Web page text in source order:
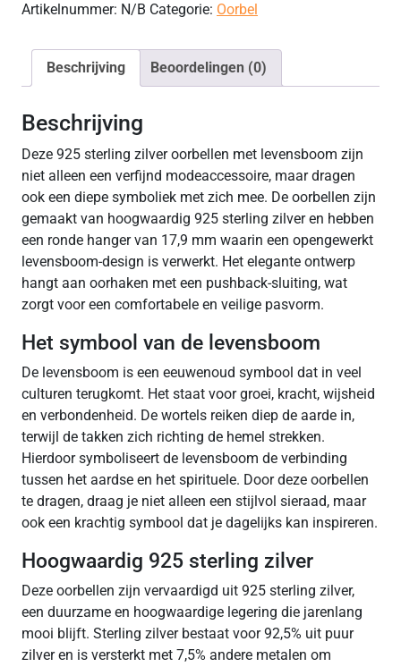
Artikelnummer: N/B Categorie: Oorbel
Beschrijving Beoordelingen (0)
Beschrijving
Deze 925 sterling zilver oorbellen met levensboom zijn
niet alleen een verfijnd modeaccessoire, maar dragen
ook een diepe symboliek met zich mee. De oorbellen zijn
gemaakt van hoogwaardig 925 sterling zilver en hebben
een ronde hanger van 17,9 mm waarin een opengewerkt
levensboom-design is verwerkt. Het elegante ontwerp
hangt aan oorhaken met een pushback-sluiting, wat
zorgt voor een comfortabele en veilige pasvorm.
Het symbool van de levensboom
De levensboom is een eeuwenoud symbool dat in veel
culturen terugkomt. Het staat voor groei, kracht, wijsheid
en verbondenheid. De wortels reiken diep de aarde in,
terwijl de takken zich richting de hemel strekken.
Hierdoor symboliseert de levensboom de verbinding
tussen het aardse en het spirituele. Door deze oorbellen
te dragen, draag je niet alleen een stijlvol sieraad, maar
ook een krachtig symbool dat je dagelijks kan inspireren.
Hoogwaardig 925 sterling zilver
Deze oorbellen zijn vervaardigd uit 925 sterling zilver,
een duurzame en hoogwaardige legering die jarenlang
mooi blijft. Sterling zilver bestaat voor 92,5% uit puur
zilver en is versterkt met 7,5% andere metalen om